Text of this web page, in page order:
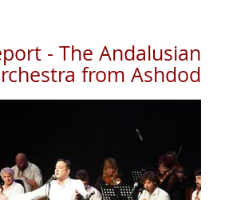
- The Andalusian
from Ashdod